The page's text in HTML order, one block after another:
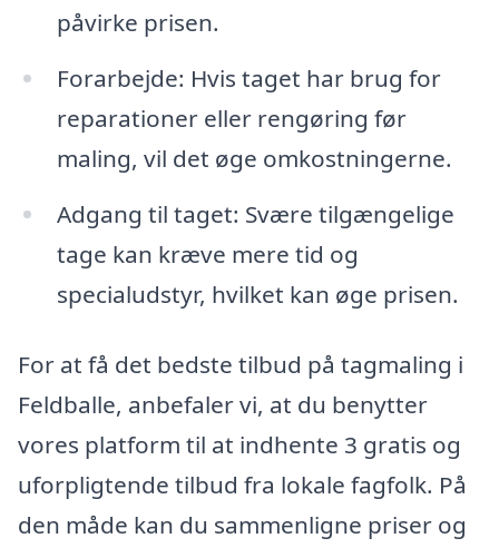
påvirke prisen.
Forarbejde: Hvis taget har brug for
reparationer eller rengøring før
maling, vil det øge omkostningerne.
Adgang til taget: Svære tilgængelige
tage kan kræve mere tid og
specialudstyr, hvilket kan øge prisen.
For at få det bedste tilbud på tagmaling i
Feldballe, anbefaler vi, at du benytter
vores platform til at indhente 3 gratis og
uforpligtende tilbud fra lokale fagfolk. På
den måde kan du sammenligne priser og